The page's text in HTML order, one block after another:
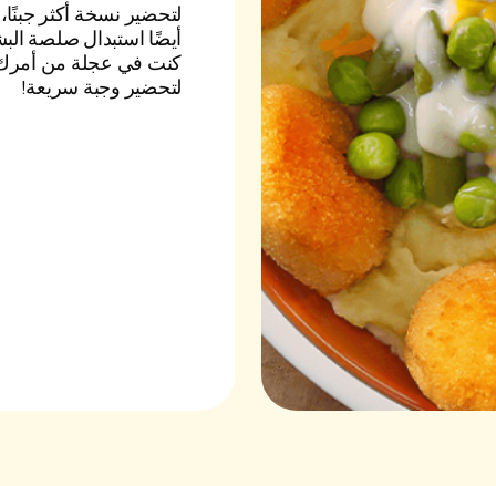
لتحضير نسخة أكثر
أيضًا استبدال صلصة
كنت في عجلة من
لتحضير وجبة سريعة!